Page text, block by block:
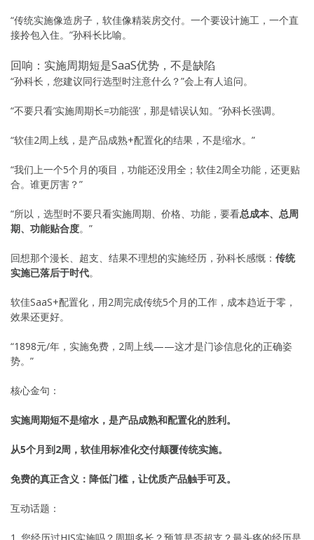
“传统实施像造房子，软佳像精装房交付。一个要设计施工，一个直
接拎包入住。”孙科长比喻。
回响：实施周期短是SaaS优势，不是缺陷
“孙科长，您建议同行选型时注意什么？”会上有人追问。
“不要只看’实施周期长=功能强’，那是错误认知。”孙科长强调。
“软佳2周上线，是产品成熟+配置化的结果，不是缩水。”
“我们上一个5个月的项目，功能还没用全；软佳2周全功能，还更贴
合。谁更厉害？”
“所以，选型时不要只看实施周期、价格、功能，要看总成本、总周
期、功能贴合度。”
回想那个漫长、超支、结果不理想的实施经历，孙科长感慨： 传统
实施已落后于时代。
软佳SaaS+配置化，用2周完成传统5个月的工作，成本趋近于零，
效果还更好。
“1898元/年，实施免费，2周上线——这才是门诊信息化的正确姿
势。”
核心金句：
实施周期短不是缩水，是产品成熟和配置化的胜利。
从5个月到2周，软佳用标准化交付颠覆传统实施。
免费的真正含义：降低门槛，让优质产品触手可及。
互动话题：